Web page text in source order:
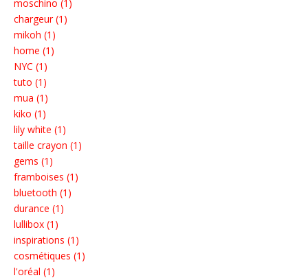
moschino (1)
chargeur (1)
mikoh (1)
home (1)
NYC (1)
tuto (1)
mua (1)
kiko (1)
lily white (1)
taille crayon (1)
gems (1)
framboises (1)
bluetooth (1)
durance (1)
lullibox (1)
inspirations (1)
cosmétiques (1)
l'oréal (1)